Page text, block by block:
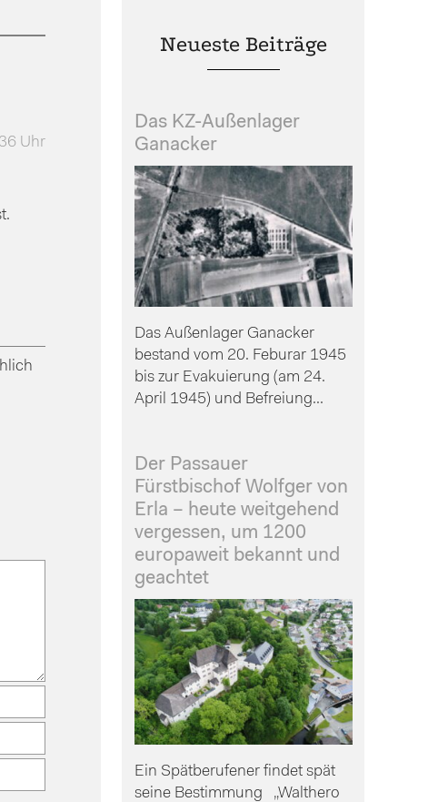
Uhr
Neueste Beiträge
Das KZ-Außenlager
Ganacker
Das Außenlager Ganacker
bestand vom 20. Feburar 1945
bis zur Evakuierung (am 24.
April 1945) und Befreiung...
Der Passauer
Fürstbischof Wolfger von
Erla – heute weitgehend
vergessen, um 1200
europaweit bekannt und
geachtet
Ein Spätberufener findet spät
seine Bestimmung „Walthero